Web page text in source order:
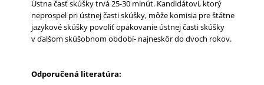
Ústna časť skúšky trvá 25-30 minút. Kandidátovi, ktorý
neprospel pri ústnej časti skúšky, môže komisia pre štátne
jazykové skúšky povoliť opakovanie ústnej časti skúšky
v ďalšom skúšobnom období- najneskôr do dvoch rokov.
Odporučená literatúra: